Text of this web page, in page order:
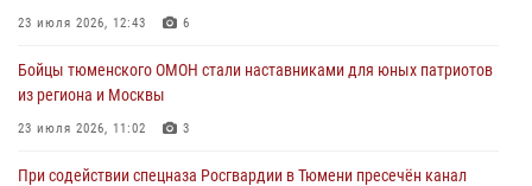
Росгвардейцы обеспечили безопасность празднования Дня
03 августа 2026, 07:23
23 июля 2026, 12:43 6
Бойцы тюменского ОМОН стали наставниками для юных патриотов
из региона и Москвы
23 июля 2026, 11:02 3
При содействии спецназа Росгвардии в Тюмени пресечён канал